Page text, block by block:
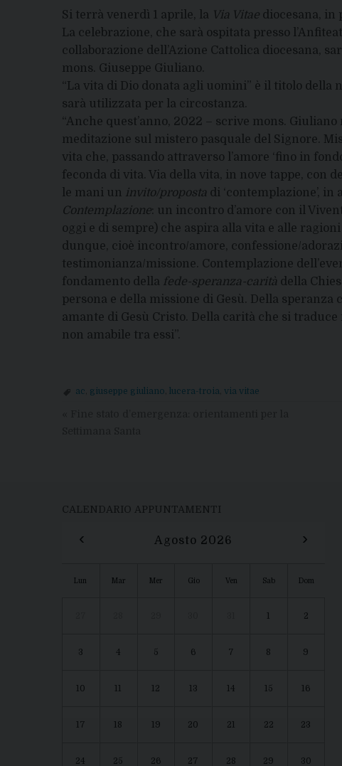
Si terrà venerdì 1 aprile, la Via Vitae diocesana, in
La celebrazione, che sarà ospitata presso
collaborazione dell’Azione Cattolica diocesana,
mons. Giuseppe Giuliano.
“La vita di Dio donata agli uomini” è il titolo della
sarà utilizzata per la circostanza.
“Anche quest’anno, 2022 – scrive mons.
meditazione sul mistero pasquale del Signore.
vita che, passando attraverso l’amore ‘fino in
feconda di vita. Via della vita, in nove tappe, con
le mani un invito/proposta di ‘contemplazione’, in
Contemplazione: un incontro d’amore con il
oggi e di sempre) che aspira alla vita e alle
dunque, cioè incontro/amore, confessione/
testimonianza/missione. Contemplazione
fondamento della fede-speranza-carità della
persona e della missione di Gesù. Della
amante di Gesù Cristo. Della carità che si
non amabile tra essi”.
ac giuseppe giuliano lucera-troia via vitae
CALENDARIO APPUNTAMENTI
‹ Agosto 2026 ›
Lun Mar Mer Gio Ven Sab Dom
1 2
3 4 5 6 7 8 9
10 11 12 13 14 15 16
17 18 19 20 21 22 23
24 25 26 27 28 29 30